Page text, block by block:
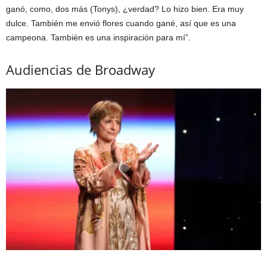
ganó, como, dos más (Tonys), ¿verdad? Lo hizo bien. Era muy
dulce. También me envió flores cuando gané, así que es una
campeona. También es una inspiración para mí”.
Audiencias de Broadway